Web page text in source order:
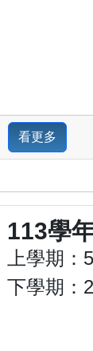
看更多
113學
上學期：
下學期：